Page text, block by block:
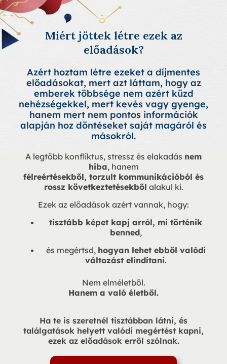
Miért jöttek létre ezek az
előadások?
Azért hoztam létre ezeket a díjmentes
előadásokat, mert azt láttam, hogy az
emberek többsége nem azért küzd
nehézségekkel, mert kevés vagy gyenge,
hanem mert nem pontos információk
alapján hoz döntéseket saját magáról és
másokról.
A legtöbb konfliktus, stressz és elakadás nem
hiba, hanem
félreértésekből, torzult kommunikációból és
rossz következtetésekből alakul ki.
Ezek az előadások azért vannak, hogy:
tisztább képet kapj arról, mi történik
benned,
és megértsd, hogyan lehet ebből valódi
változást elindítani.
Nem elméletből.
Hanem a való életből.
Ha te is szeretnél tisztábban látni, és
találgatások helyett valódi megértést kapni,
ezek az előadások erről szólnak.